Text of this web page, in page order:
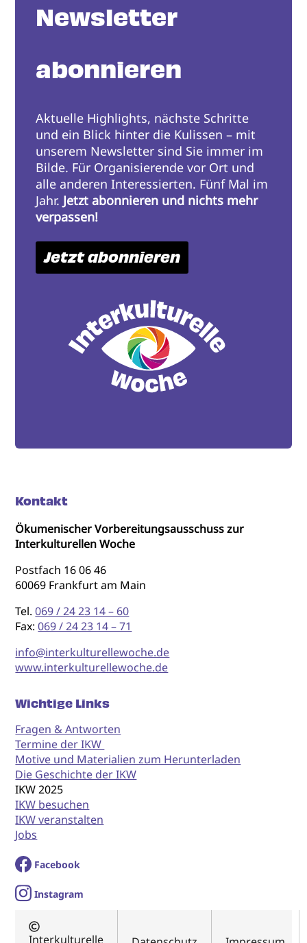
Newsletter
abonnieren
Aktuelle Highlights, nächste Schritte
und ein Blick hinter die Kulissen – mit
unserem Newsletter sind Sie immer im
Bilde. Für Organisierende vor Ort und
alle anderen Interessierten. Fünf Mal im
Jahr. Jetzt abonnieren und nichts mehr
verpassen!
Jetzt abonnieren
Kontakt
Ökumenischer Vorbereitungsausschuss zur
Interkulturellen Woche
Postfach 16 06 46
60069 Frankfurt am Main
Tel.069 / 24 23 14 – 60
Fax:069 / 24 23 14 – 71
info@interkulturellewoche.de
www.interkulturellewoche.de
Wichtige Links
Fragen & Antworten
Termine der IKW
Motive und Materialien zum Herunterladen
Die Geschichte der IKW
IKW 2025
IKW besuchen
IKW veranstalten
Jobs
Facebook
Instagram
Interkulturelle